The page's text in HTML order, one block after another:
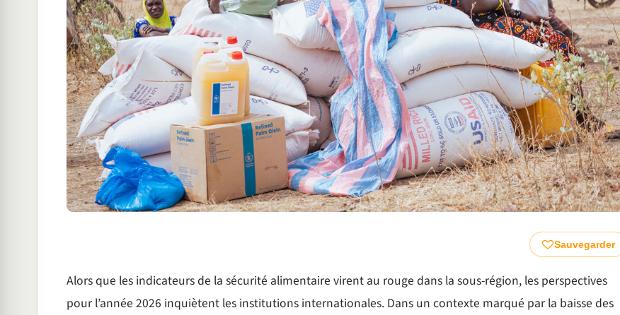
Sauvegarder
Alors que les indicateurs de la sécurité alimentaire virent au rouge dans la sous-région, les perspectives
pour l’année 2026 inquiètent les institutions internationales. Dans un contexte marqué par la baisse des